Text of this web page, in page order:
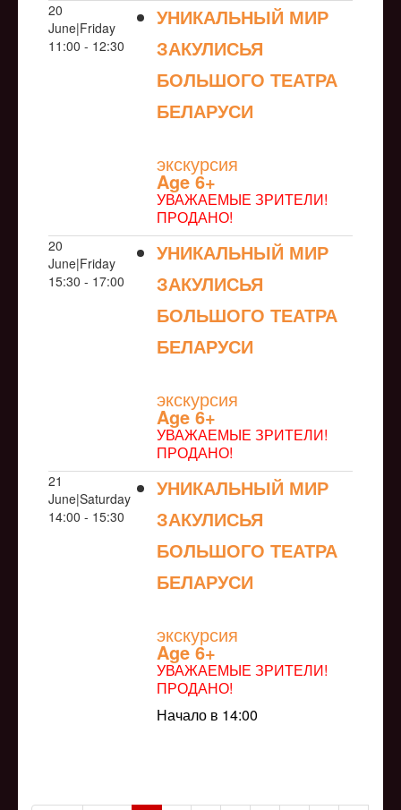
20
June|Friday
11:00 - 12:30
УНИКАЛЬНЫЙ МИР
ЗАКУЛИСЬЯ
БОЛЬШОГО ТЕАТРА
БЕЛАРУСИ
экскурсия
Age 6+
УВАЖАЕМЫЕ ЗРИТЕЛИ!
ПРОДАНО!
20
June|Friday
15:30 - 17:00
УНИКАЛЬНЫЙ МИР
ЗАКУЛИСЬЯ
БОЛЬШОГО ТЕАТРА
БЕЛАРУСИ
экскурсия
Age 6+
УВАЖАЕМЫЕ ЗРИТЕЛИ!
ПРОДАНО!
21
June|Saturday
14:00 - 15:30
УНИКАЛЬНЫЙ МИР
ЗАКУЛИСЬЯ
БОЛЬШОГО ТЕАТРА
БЕЛАРУСИ
экскурсия
Age 6+
УВАЖАЕМЫЕ ЗРИТЕЛИ!
ПРОДАНО!
Начало в 14:00